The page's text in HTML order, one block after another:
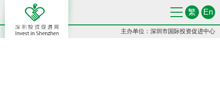
繁 En
主办单位：深圳市国际投资促进中心